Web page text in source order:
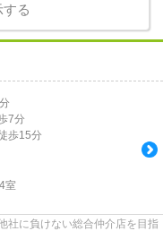
る
7分
歩15分
4室
社に負けない総合仲介店を目指